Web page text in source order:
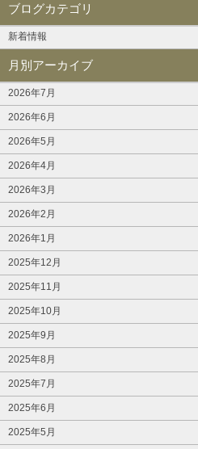
ブログカテゴリ
新着情報
月別アーカイブ
2026年7月
2026年6月
2026年5月
2026年4月
2026年3月
2026年2月
2026年1月
2025年12月
2025年11月
2025年10月
2025年9月
2025年8月
2025年7月
2025年6月
2025年5月